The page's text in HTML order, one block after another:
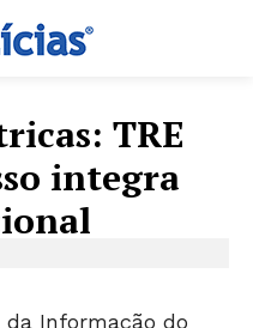
TRE
integra
da Informação do